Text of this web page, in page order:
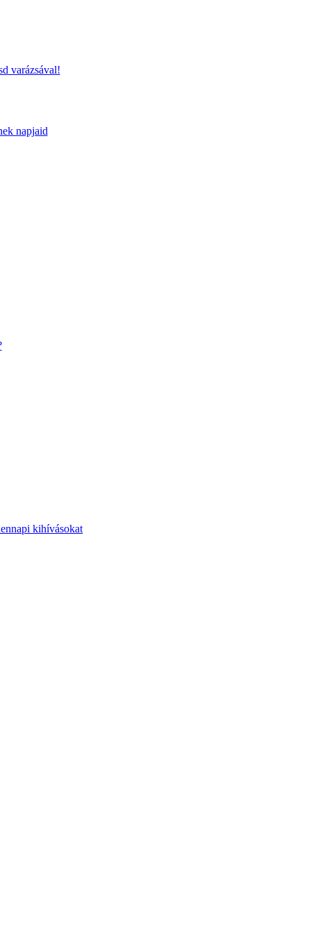
varázsával!
napjaid
kihívásokat